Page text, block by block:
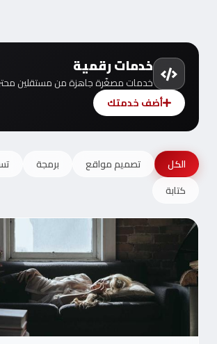
خدمات رقمية
خدمات مصغّرة جاهزة من مستقلين
أضف خدمتك
الكل تصميم مواقع برمجة
كتابة